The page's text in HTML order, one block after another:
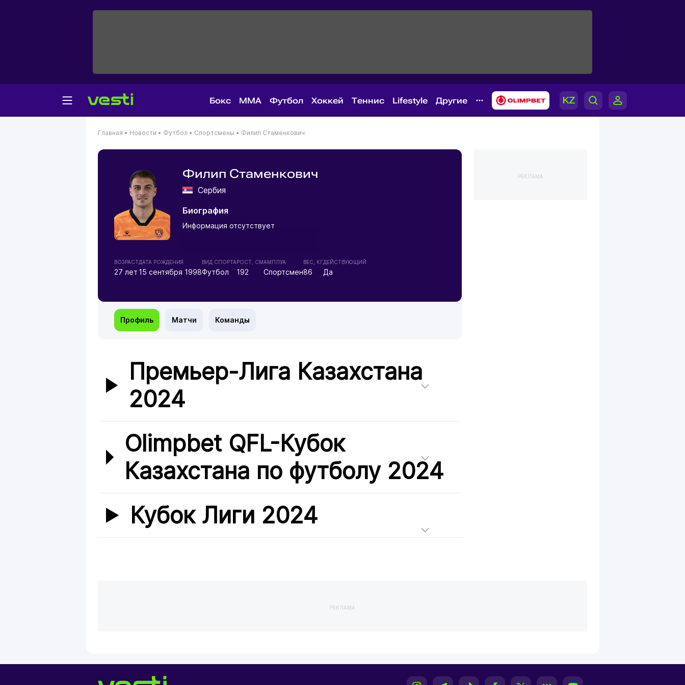
Бокс MMA Футбол Хоккей Теннис Lifestyle Другие
Главная • Новости • Футбол • Спортсмены • Филип Стаменкович
Филип Стаменкович
Сербия
Биография
Информация отсутствует
ВОЗРАСТ
27 лет
ДАТА РОЖДЕНИЯ
15 сентября 1998
ВИД СПОРТА
Футбол
РОСТ, СМ
192
АМПЛУА
Спортсмен
ВЕС, КГ
86
ДЕЙСТВУЮЩИЙ
Да
Профиль Матчи Команды
Премьер-Лига Казахстана
2024
Olimpbet QFL-Кубок
Казахстана по футболу 2024
Кубок Лиги 2024
РЕКЛАМА
РЕКЛАМА